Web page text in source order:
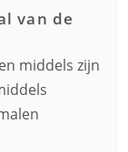
van de
middels zijn